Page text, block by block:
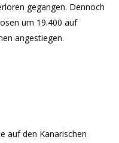
gegangen. Dennoch
um 19.400 auf
angestiegen.
auf den Kanarischen